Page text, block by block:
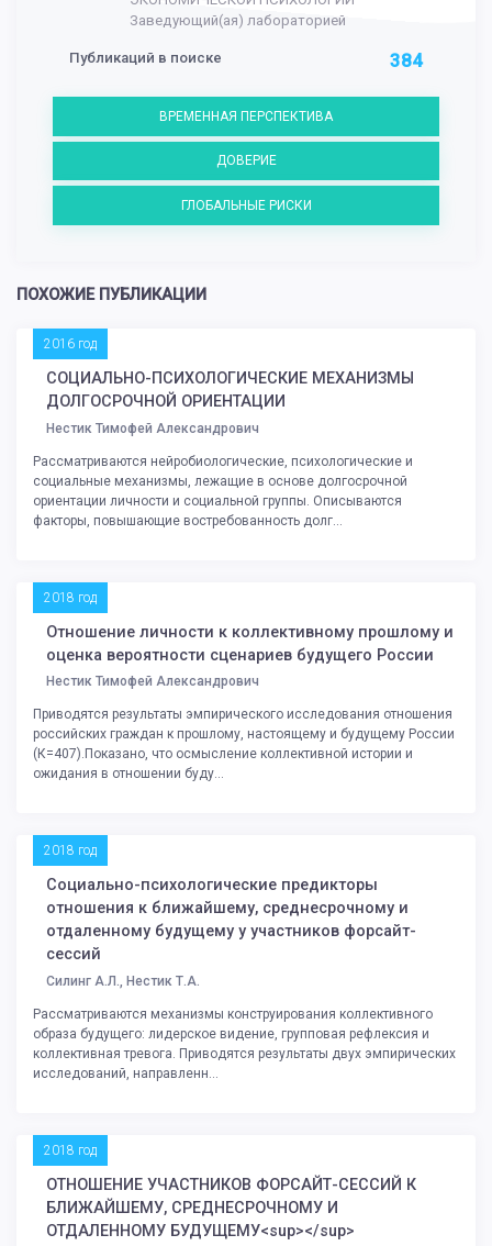
Заведующий(ая) лабораторией
Публикаций в поиске 384
ВРЕМЕННАЯ ПЕРСПЕКТИВА
ДОВЕРИЕ
ГЛОБАЛЬНЫЕ РИСКИ
ПОХОЖИЕ ПУБЛИКАЦИИ
2016 год
СОЦИАЛЬНО-ПСИХОЛОГИЧЕСКИЕ МЕХАНИЗМЫ
ДОЛГОСРОЧНОЙ ОРИЕНТАЦИИ
Нестик Тимофей Александрович
Рассматриваются нейробиологические, психологические и
социальные механизмы, лежащие в основе долгосрочной
ориентации личности и социальной группы. Описываются
факторы, повышающие востребованность долг...
2018 год
Отношение личности к коллективному прошлому и
оценка вероятности сценариев будущего России
Нестик Тимофей Александрович
Приводятся результаты эмпирического исследования отношения
российских граждан к прошлому, настоящему и будущему России
(К=407).Показано, что осмысление коллективной истории и
ожидания в отношении буду...
2018 год
Социально-психологические предикторы
отношения к ближайшему, среднесрочному и
отдаленному будущему у участников форсайт-
сессий
Силинг А.Л., Нестик Т.А.
Рассматриваются механизмы конструирования коллективного
образа будущего: лидерское видение, групповая рефлексия и
коллективная тревога. Приводятся результаты двух эмпирических
исследований, направленн...
2018 год
ОТНОШЕНИЕ УЧАСТНИКОВ ФОРСАЙТ-СЕССИЙ К
БЛИЖАЙШЕМУ, СРЕДНЕСРОЧНОМУ И
ОТДАЛЕННОМУ БУДУЩЕМУ<sup></sup>